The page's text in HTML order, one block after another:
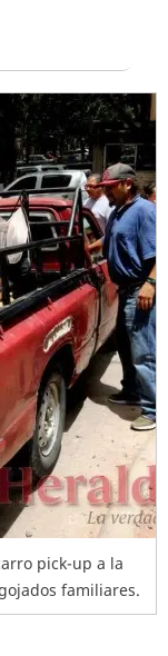
pick-up a la
familiares.